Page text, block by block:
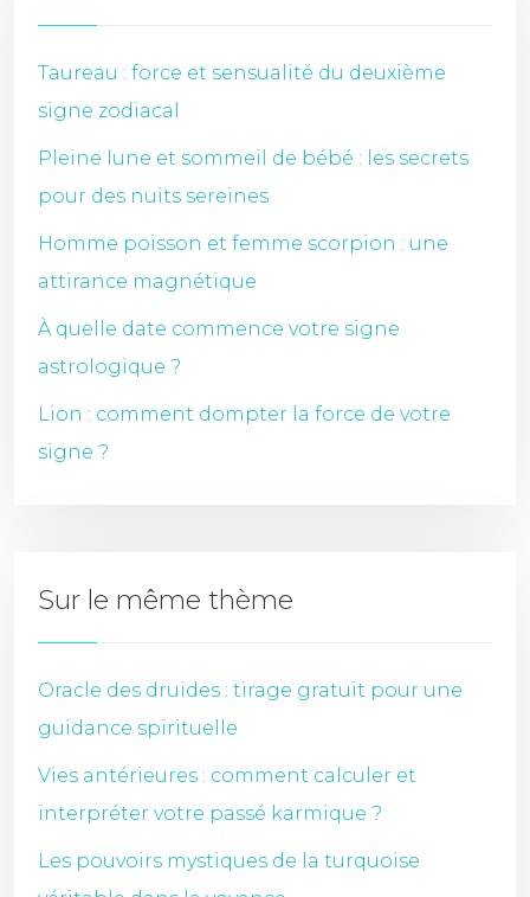
Taureau : force et sensualité du deuxième
signe zodiacal
Pleine lune et sommeil de bébé : les secrets
pour des nuits sereines
Homme poisson et femme scorpion : une
attirance magnétique
À quelle date commence votre signe
astrologique ?
Lion : comment dompter la force de votre
signe ?
Sur le même thème
Oracle des druides : tirage gratuit pour une
guidance spirituelle
Vies antérieures : comment calculer et
interpréter votre passé karmique ?
Les pouvoirs mystiques de la turquoise